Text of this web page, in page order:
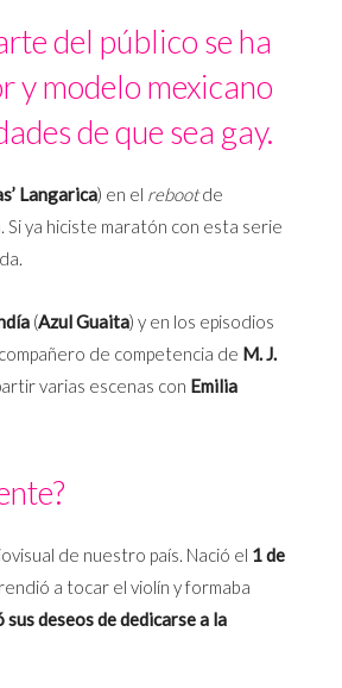
del público se ha
y modelo mexicano
de que sea gay.
Langarica) en el rebootde
Si ya hiciste maratón con esta serie
(Azul Guaita) y en los episodios
de competencia de M. J.
varias escenas con Emilia
de nuestro país. Nació el 1 de
a tocar el violín y formaba
deseos de dedicarse a la